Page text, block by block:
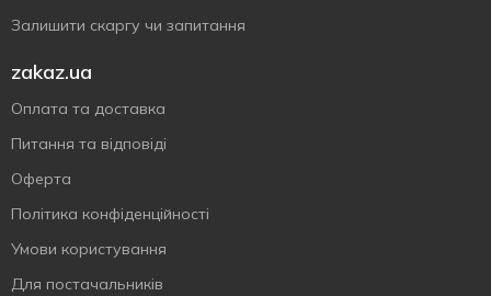
Залишити скаргу чи запитання
zakaz.ua
Оплата та доставка
Питання та відповіді
Оферта
Політика конфіденційності
Умови користування
Для постачальників